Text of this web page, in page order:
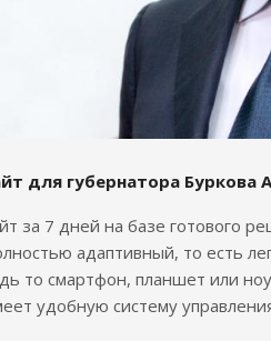
для губернатора Буркова
за 7 дней на базе готового
адаптивный, то есть
то смартфон, планшет или
удобную систему